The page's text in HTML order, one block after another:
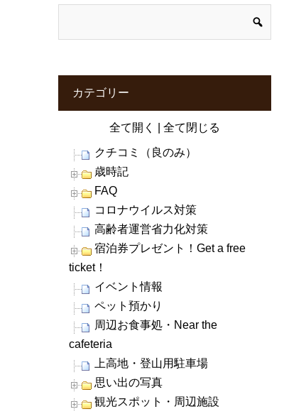
カテゴリー
全て開く 全て閉じる
クチコミ（良のみ）
歳時記
FAQ
コロナウイルス対策
高齢者運営省力化対策
宿泊券プレゼント！Get a free
ticket！
イベント情報
ペット預かり
周辺お食事処・Near the
cafeteria
上高地・登山用駐車場
思い出の写真
観光スポット・周辺施設